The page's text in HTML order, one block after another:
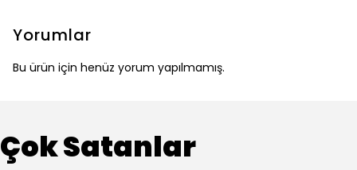
Yorumlar
Bu ürün için henüz yorum yapılmamış.
Çok Satanlar